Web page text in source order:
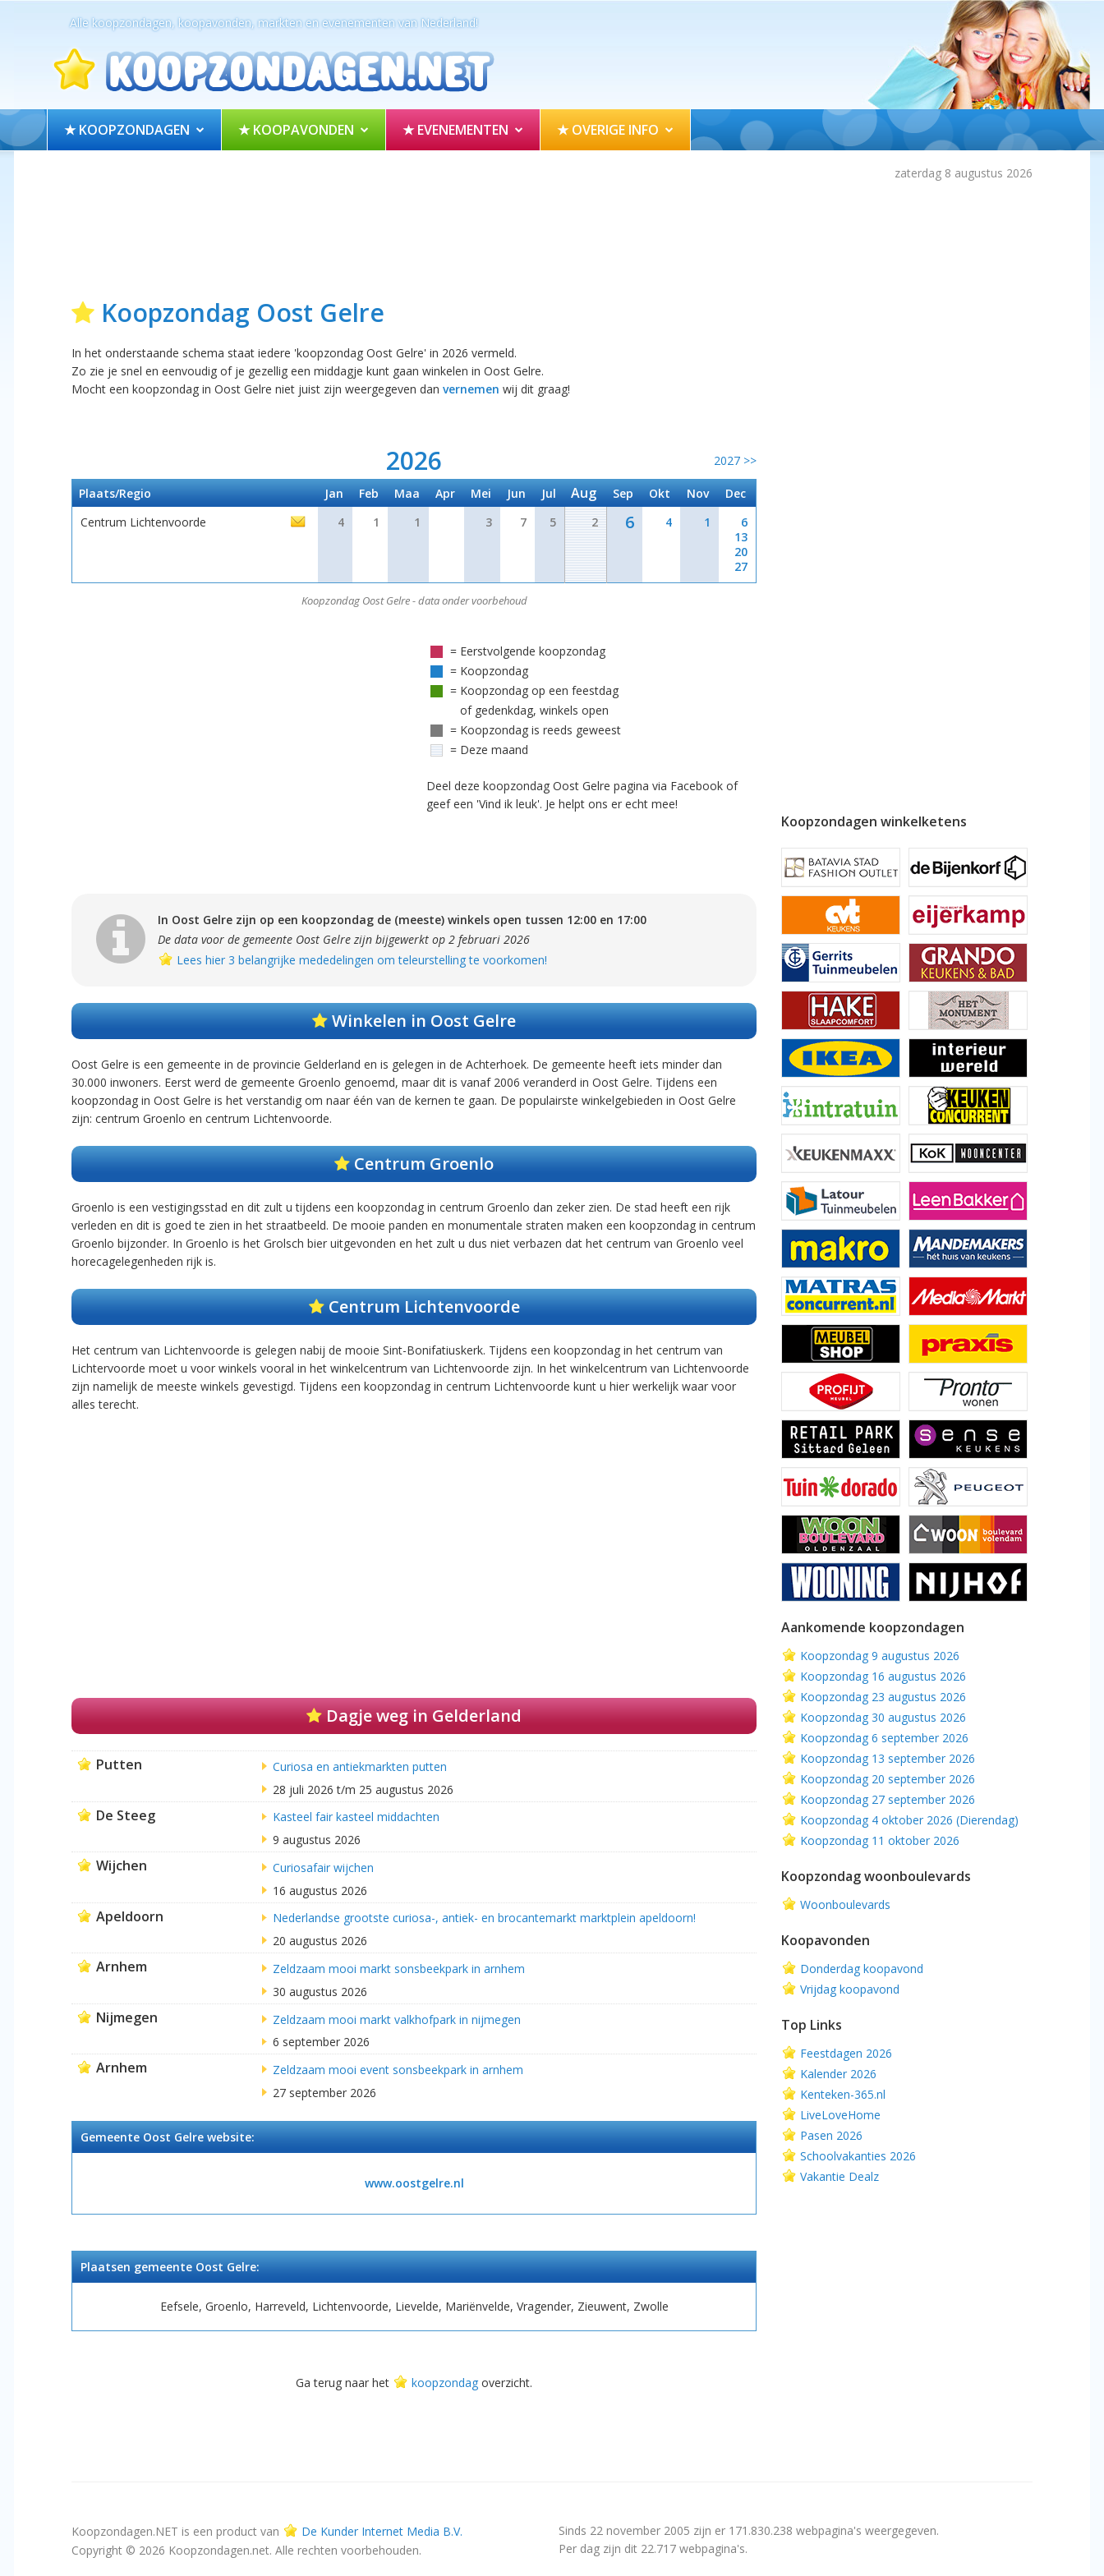
Alle koopzondagen, koopavonden, markten en evenementen van Nederland!
★ KOOPZONDAGEN ★ KOOPAVONDEN ★ EVENEMENTEN ★ OVERIGE INFO
zaterdag 8 augustus 2026
Koopzondag Oost Gelre
In het onderstaande schema staat iedere 'koopzondag Oost Gelre' in 2026 vermeld.
Zo zie je snel en eenvoudig of je gezellig een middagje kunt gaan winkelen in Oost Gelre.
Mocht een koopzondag in Oost Gelre niet juist zijn weergegeven dan vernemen wij dit graag!
2026 2027 >>
Koopzondag Oost Gelre - data onder voorbehoud
Plaats/Regio Jan Feb Maa Apr Mei Jun Jul Aug Sep Okt Nov
Dec
Centrum Lichtenvoorde
4 1 1 3 7 5 2 6 4 1
6
13
20
27
= Eerstvolgende koopzondag
= Koopzondag
= Koopzondag op een feestdag
of gedenkdag, winkels open
= Koopzondag is reeds geweest
= Deze maand
Deel deze koopzondag Oost Gelre pagina via Facebook of
geef een 'Vind ik leuk'. Je helpt ons er echt mee!
In Oost Gelre zijn op een koopzondag de (meeste) winkels open tussen 12:00 en 17:00
De data voor de gemeente Oost Gelre zijn bijgewerkt op 2 februari 2026
Lees hier 3 belangrijke mededelingen om teleurstelling te voorkomen!
Winkelen in Oost Gelre
Oost Gelre is een gemeente in de provincie Gelderland en is gelegen in de Achterhoek. De gemeente heeft iets minder dan
30.000 inwoners. Eerst werd de gemeente Groenlo genoemd, maar dit is vanaf 2006 veranderd in Oost Gelre. Tijdens een
koopzondag in Oost Gelre is het verstandig om naar één van de kernen te gaan. De populairste winkelgebieden in Oost Gelre
zijn: centrum Groenlo en centrum Lichtenvoorde.
Centrum Groenlo
Groenlo is een vestigingsstad en dit zult u tijdens een koopzondag in centrum Groenlo dan zeker zien. De stad heeft een rijk
verleden en dit is goed te zien in het straatbeeld. De mooie panden en monumentale straten maken een koopzondag in centrum
Groenlo bijzonder. In Groenlo is het Grolsch bier uitgevonden en het zult u dus niet verbazen dat het centrum van Groenlo veel
horecagelegenheden rijk is.
Centrum Lichtenvoorde
Het centrum van Lichtenvoorde is gelegen nabij de mooie Sint-Bonifatiuskerk. Tijdens een koopzondag in het centrum van
Lichtervoorde moet u voor winkels vooral in het winkelcentrum van Lichtenvoorde zijn. In het winkelcentrum van Lichtenvoorde
zijn namelijk de meeste winkels gevestigd. Tijdens een koopzondag in centrum Lichtenvoorde kunt u hier werkelijk waar voor
alles terecht.
Dagje weg in Gelderland
Putten
Curiosa en antiekmarkten putten
28 juli 2026 t/m 25 augustus 2026
De Steeg
Kasteel fair kasteel middachten
9 augustus 2026
Wijchen
Curiosafair wijchen
16 augustus 2026
Apeldoorn
Nederlandse grootste curiosa-, antiek- en brocantemarkt marktplein apeldoorn!
20 augustus 2026
Arnhem
Zeldzaam mooi markt sonsbeekpark in arnhem
30 augustus 2026
Nijmegen
Zeldzaam mooi markt valkhofpark in nijmegen
6 september 2026
Arnhem
Zeldzaam mooi event sonsbeekpark in arnhem
27 september 2026
Gemeente Oost Gelre website:
www.oostgelre.nl
Plaatsen gemeente Oost Gelre:
Eefsele, Groenlo, Harreveld, Lichtenvoorde, Lievelde, Mariënvelde, Vragender, Zieuwent, Zwolle
Ga terug naar het koopzondag overzicht.
Koopzondagen winkelketens
Aankomende koopzondagen
Koopzondag 9 augustus 2026
Koopzondag 16 augustus 2026
Koopzondag 23 augustus 2026
Koopzondag 30 augustus 2026
Koopzondag 6 september 2026
Koopzondag 13 september 2026
Koopzondag 20 september 2026
Koopzondag 27 september 2026
Koopzondag 4 oktober 2026 (Dierendag)
Koopzondag 11 oktober 2026
Koopzondag woonboulevards
Woonboulevards
Koopavonden
Donderdag koopavond
Vrijdag koopavond
Top Links
Feestdagen 2026
Kalender 2026
Kenteken-365.nl
LiveLoveHome
Pasen 2026
Schoolvakanties 2026
Vakantie Dealz
Koopzondagen.NET is een product van
De Kunder Internet Media B.V.
Copyright © 2026 Koopzondagen.net. Alle rechten voorbehouden.
Sinds 22 november 2005 zijn er 171.830.238 webpagina's weergegeven.
Per dag zijn dit 22.717 webpagina's.